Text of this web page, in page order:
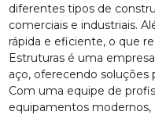
diferentes tipos de
comerciais e industriais.
rápida e eficiente, o que
Estruturas é uma
aço, oferecendo soluções
Com uma equipe de
equipamentos modernos,